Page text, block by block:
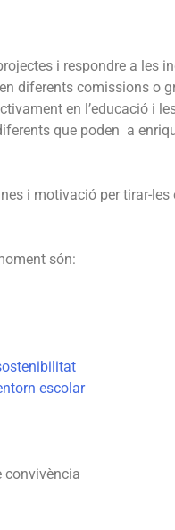
i respondre a les
diferents comissions o
en l’educació i
que poden a
i motivació per tirar-
són:
escolar
convivència